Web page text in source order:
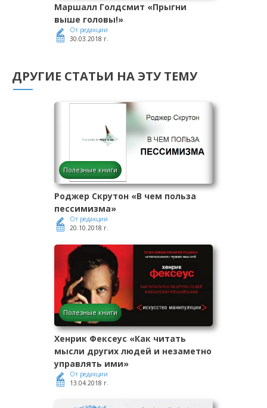
Маршалл Голдсмит «Прыгни
выше головы!»
От редакции
30.03.2018 г.
ДРУГИЕ СТАТЬИ НА ЭТУ ТЕМУ
Полезные книги
Роджер Скрутон «В чем польза
пессимизма»
От редакции
20.10.2018 г.
Полезные книги
Хенрик Фексеус «Как читать
мысли других людей и незаметно
управлять ими»
От редакции
13.04.2018 г.